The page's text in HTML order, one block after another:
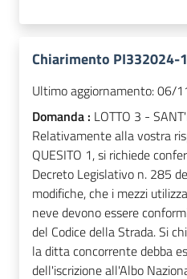
Chiarimento PI332024-
Ultimo aggiornamento:06/
Domanda : LOTTO 3 -
Relativamente alla vostra
QUESITO 1, si richiede
Decreto Legislativo n. 285
modifiche, che i mezzi
neve devono essere
del Codice della Strada. Si
la ditta concorrente debba
dell'iscrizione all'Albo